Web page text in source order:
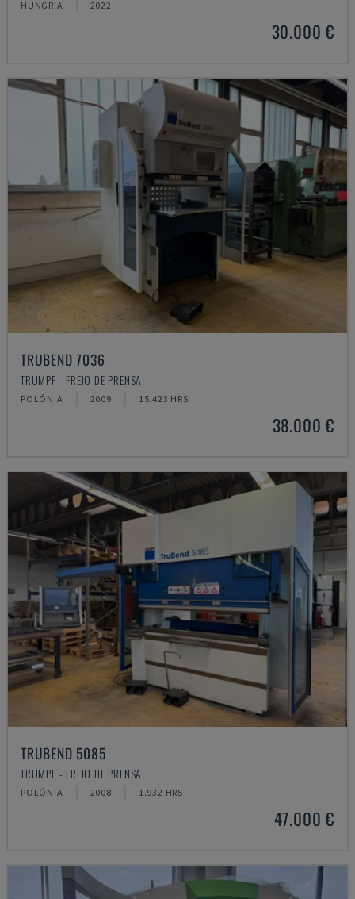
HUNGRIA 2022
30.000 €
TRUBEND 7036
TRUMPF - FREIO DE PRENSA
POLÓNIA 2009 15.423 HRS
38.000 €
TRUBEND 5085
TRUMPF - FREIO DE PRENSA
POLÓNIA 2008 1.932 HRS
47.000 €